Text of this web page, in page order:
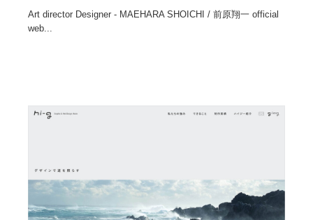
Art director Designer - MAEHARA SHOICHI / 前原翔一 official
web...